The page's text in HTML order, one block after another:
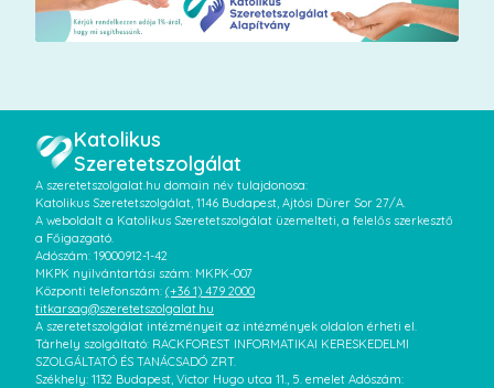
Katolikus
Szeretetszolgálat
A szeretetszolgalat.hu domain név tulajdonosa:
Katolikus Szeretetszolgálat, 1146 Budapest, Ajtósi Dürer Sor 27/A.
A weboldalt a Katolikus Szeretetszolgálat üzemelteti, a felelős szerkesztő
a Főigazgató.
Adószám: 19000912-1-42
MKPK nyilvántartási szám: MKPK-007
Központi telefonszám: (+36 1) 479 2000
titkarsag@szeretetszolgalat.hu
A szeretetszolgálat intézményeit az intézmények oldalon érheti el.
Tárhely szolgáltató: RACKFOREST INFORMATIKAI KERESKEDELMI
SZOLGÁLTATÓ ÉS TANÁCSADÓ ZRT.
Székhely: 1132 Budapest, Victor Hugo utca 11., 5. emelet Adószám: